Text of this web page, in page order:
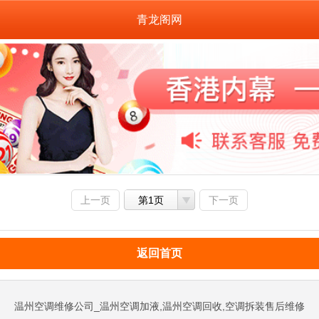
青龙阁网
上一页 第1页 下一页
返回首页
温州空调维修公司_温州空调加液,温州空调回收,空调拆装售后维修